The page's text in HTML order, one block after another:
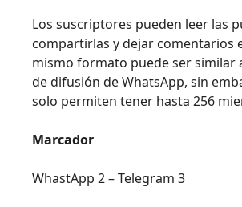
Los suscriptores pueden leer las
compartirlas y dejar comentarios
mismo formato puede ser similar
de difusión de WhatsApp, sin
solo permiten tener hasta 256
Marcador
WhastApp 2 – Telegram 3